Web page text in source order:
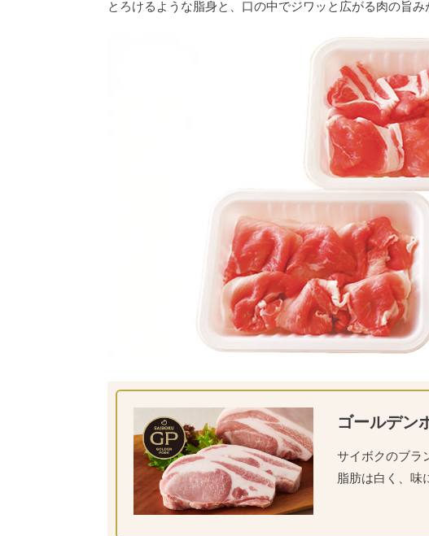
とろけるような脂身と、口の中でジワッと広がる肉の旨
ゴールデン
サイボクのブラ
脂肪は白く、味